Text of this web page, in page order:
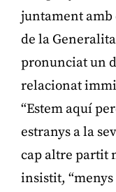
juntament amb
de la
pronunciat un
relacionat
“Estem aquí
estranys a la
cap altre partit
insistit,